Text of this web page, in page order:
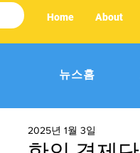
Home About
뉴스홈
2025년 1월 3일